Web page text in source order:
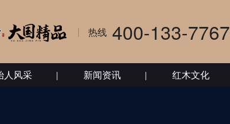
热线400-133-7767
人风采 新闻资讯 红木文化